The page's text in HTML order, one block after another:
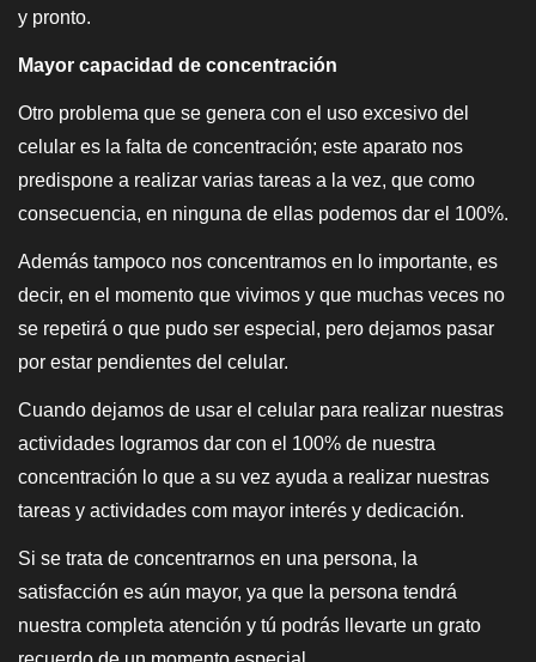
y pronto.
Mayor capacidad de concentración
Otro problema que se genera con el uso excesivo del
celular es la falta de concentración; este aparato nos
predispone a realizar varias tareas a la vez, que como
consecuencia, en ninguna de ellas podemos dar el 100%.
Además tampoco nos concentramos en lo importante, es
decir, en el momento que vivimos y que muchas veces no
se repetirá o que pudo ser especial, pero dejamos pasar
por estar pendientes del celular.
Cuando dejamos de usar el celular para realizar nuestras
actividades logramos dar con el 100% de nuestra
concentración lo que a su vez ayuda a realizar nuestras
tareas y actividades com mayor interés y dedicación.
Si se trata de concentrarnos en una persona, la
satisfacción es aún mayor, ya que la persona tendrá
nuestra completa atención y tú podrás llevarte un grato